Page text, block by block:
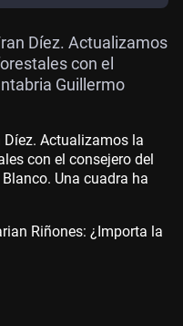
Díez. Actualizamos
con el
Guillermo
Actualizamos la
con el consejero del
Una cuadra ha
Riñones: ¿Importa la